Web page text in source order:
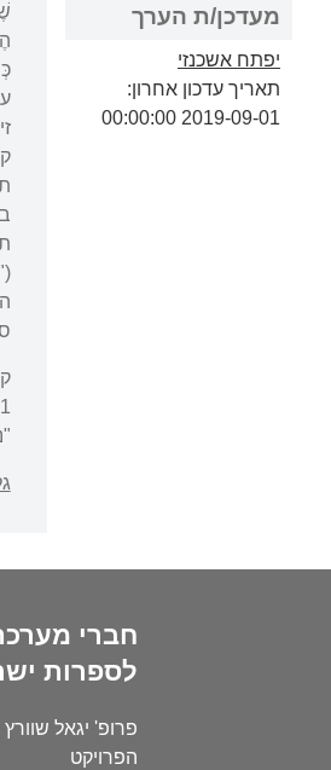
מעדכן/ת הערך
יפתח אשכנזי
תאריך עדכון אחרון:
2019-09-01 00:00:00
חברי
לספרות
פרופ' יגאל
הפרויקט